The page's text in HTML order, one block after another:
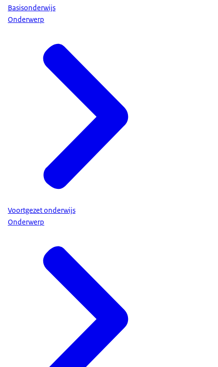
Basisonderwijs
Onderwerp
Voortgezet onderwijs
Onderwerp